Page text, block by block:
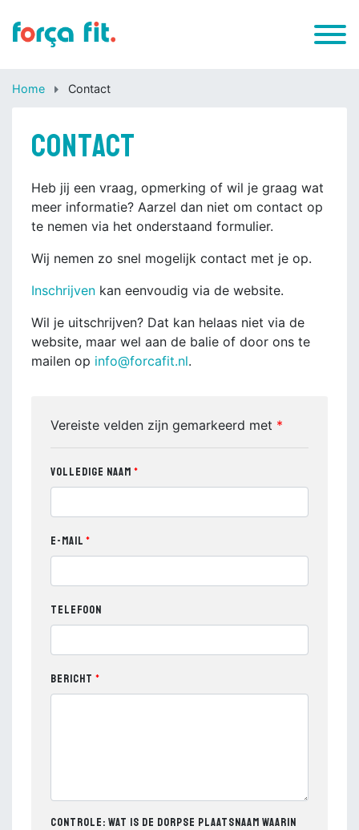
Home Contact
Contact
Heb jij een vraag, opmerking of wil je graag wat
meer informatie? Aarzel dan niet om contact op
te nemen via het onderstaand formulier.
Wij nemen zo snel mogelijk contact met je op.
Inschrijven kan eenvoudig via de website.
Wil je uitschrijven? Dat kan helaas niet via de
website, maar wel aan de balie of door ons te
mailen op info@forcafit.nl.
Vereiste velden zijn gemarkeerd met *
Volledige naam
E-mail
Telefoon
Bericht
Controle: Wat is de dorpse plaatsnaam waarin